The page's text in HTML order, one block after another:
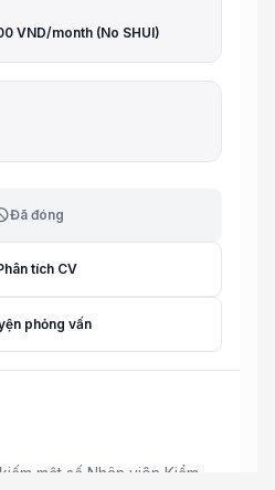
VND/month (No SHUI)
Đã đóng
tích CV
phỏng vấn
một số Nhân viên Kiểm